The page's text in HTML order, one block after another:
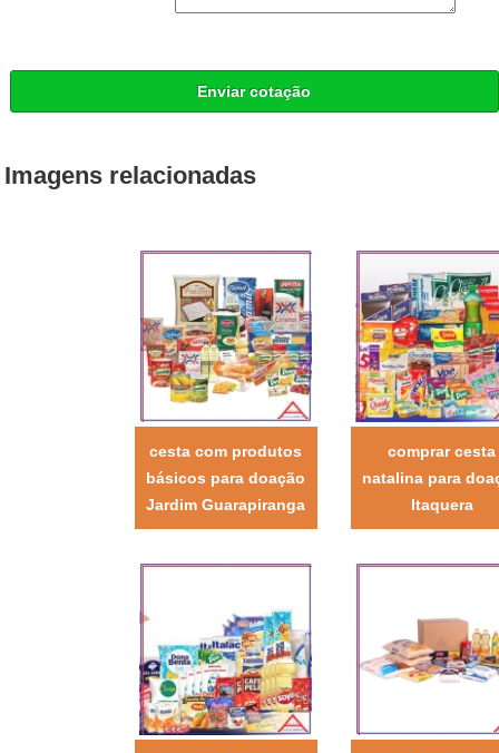
Enviar cotação
Imagens relacionadas
cesta com produtos
básicos para doação
Jardim Guarapiranga
comprar cesta
natalina para
Itaquera